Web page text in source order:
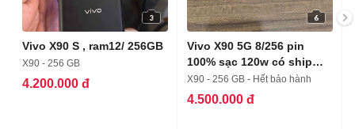
3
Vivo X90 S , ram12/ 256GB
X90 - 256 GB
4.200.000 đ
6
Vivo X90 5G 8/256 pin
100% sạc 120w có ship
COD
X90 - 256 GB - Hết bảo hành
4.500.000 đ